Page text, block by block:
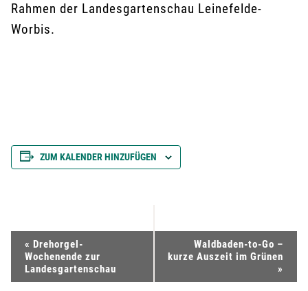
Rahmen der Landesgartenschau Leinefelde-
Worbis.
ZUM KALENDER HINZUFÜGEN
e
« Drehorgel-
Wochenende zur
Landesgartenschau
Waldbaden-to-Go –
kurze Auszeit im Grünen
»